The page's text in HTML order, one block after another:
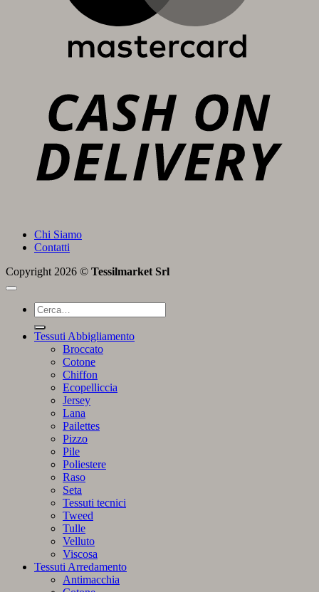
Chi Siamo
Contatti
Copyright 2026 © Tessilmarket Srl
Cerca:
Tessuti Abbigliamento
Broccato
Cotone
Chiffon
Ecopelliccia
Jersey
Lana
Pailettes
Pizzo
Pile
Poliestere
Raso
Seta
Tessuti tecnici
Tweed
Tulle
Velluto
Viscosa
Tessuti Arredamento
Antimacchia